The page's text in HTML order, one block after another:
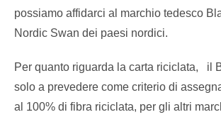
possiamo affidarci al marchio tedesco
Nordic Swan dei paesi nordici.
Per quanto riguarda la carta riciclata, il
solo a prevedere come criterio di
al 100% di fibra riciclata, per gli altri